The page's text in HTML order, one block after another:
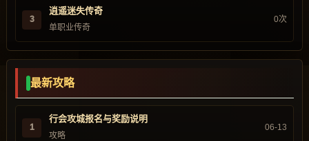
3
逍遥迷失传奇
单职业传奇
0次
最新攻略
1
行会攻城报名与奖励说明
攻略
06-13